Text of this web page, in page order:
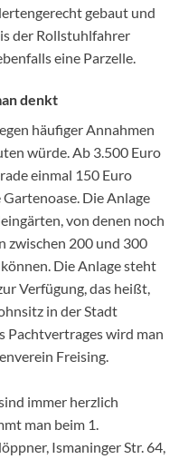
gebaut und
der Rollstuhlfahrer
eine Parzelle.
denkt
häufiger Annahmen
würde. Ab 3.500 Euro
einmal 150 Euro
Die Anlage
von denen noch
zwischen 200 und 300
Die Anlage steht
Verfügung, das heißt,
in der Stadt
Pachtvertrages wird man
Freising.
immer herzlich
man beim 1.
Ismaninger Str. 64,